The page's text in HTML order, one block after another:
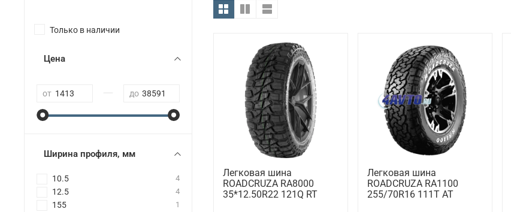
Легковая шина
ROADCRUZA RA8000
35*12.50R22 121Q RT
Легковая шина
ROADCRUZA RA1100
255/70R16 111T AT
Только в наличии
Цена
от до
Ширина профиля, мм
10.5 4
12.5 4
155 1